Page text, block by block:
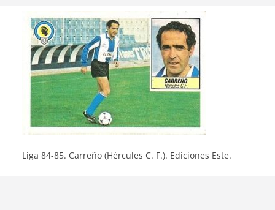
Liga 84-85. Carreño (Hércules C. F.). Ediciones Este.